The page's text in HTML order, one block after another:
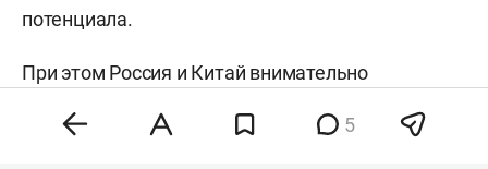
потенциала.
При этом Россия и Китай внимательно
вооружений и сроки их восстановления. По
5